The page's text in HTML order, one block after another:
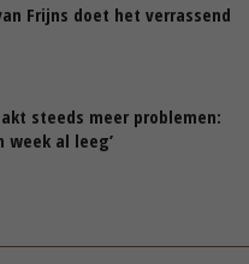
Frijns doet het verrassend
steeds meer problemen:
week al leeg’